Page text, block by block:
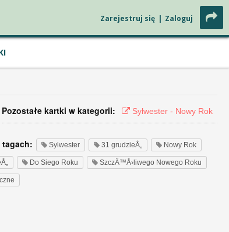
Zarejestruj się | Zaloguj
Pozostałe kartki w kategorii: Sylwester - Nowy Rok
tagach: Sylwester 31 grudzieÅ„ Nowy Rok
Do Siego Roku SzczÄ™Å›liwego Nowego Roku